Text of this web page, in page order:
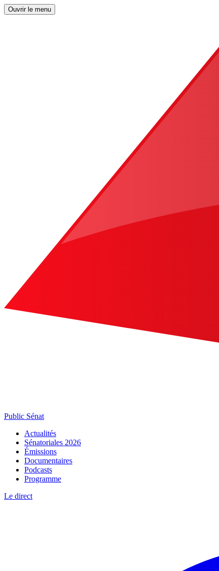
Ouvrir le menu
Public Sénat
Actualités
Sénatoriales 2026
Émissions
Documentaires
Podcasts
Programme
Le direct